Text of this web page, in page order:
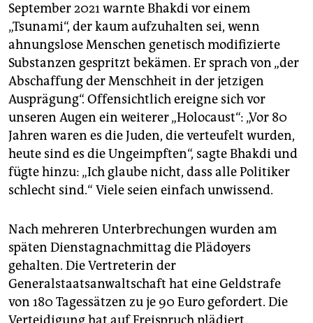
September 2021 warnte Bhakdi vor einem
„Tsunami“, der kaum aufzuhalten sei, wenn
ahnungslose Menschen genetisch modifizierte
Substanzen gespritzt bekämen. Er sprach von „der
Abschaffung der Menschheit in der jetzigen
Ausprägung“. Offensichtlich ereigne sich vor
unseren Augen ein weiterer „Holocaust“: „Vor 80
Jahren waren es die Juden, die verteufelt wurden,
heute sind es die Ungeimpften“, sagte Bhakdi und
fügte hinzu: „Ich glaube nicht, dass alle Politiker
schlecht sind.“ Viele seien einfach unwissend.
Nach mehreren Unterbrechungen wurden am
späten Dienstagnachmittag die Plädoyers
gehalten. Die Vertreterin der
Generalstaatsanwaltschaft hat eine Geldstrafe
von 180 Tagessätzen zu je 90 Euro gefordert. Die